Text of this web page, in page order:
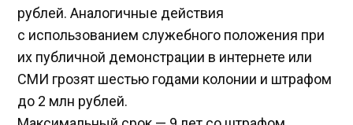
рублей. Аналогичные действия
с использованием служебного положения при
их публичной демонстрации в интернете или
СМИ грозят шестью годами колонии и штрафом
до 2 млн рублей.